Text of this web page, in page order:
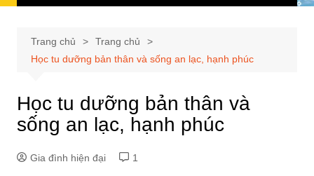
Trang chủ
Trang chủ
Học tu dưỡng bản thân và sống an lạc, hạnh phúc
Học tu dưỡng bản thân và
sống an lạc, hạnh phúc
Gia đình hiện đại 1